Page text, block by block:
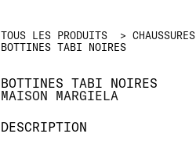
TOUS LES PRODUITS CHAUSSURES
BOTTINES TABI NOIRES
BOTTINES TABI NOIRES
MAISON MARGIELA
DESCRIPTION